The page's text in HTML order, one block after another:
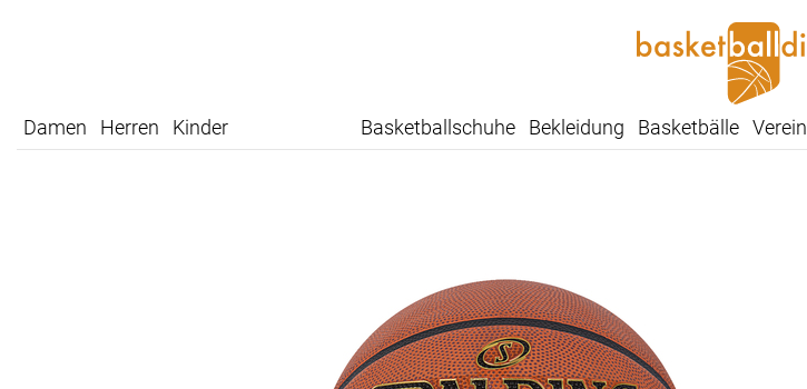
Damen Herren Kinder Basketballschuhe Bekleidung Basketbälle Verein